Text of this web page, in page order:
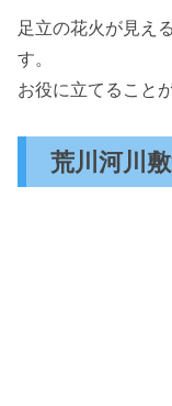
足立の花火が見え
す。
お役に立てること
荒川河川